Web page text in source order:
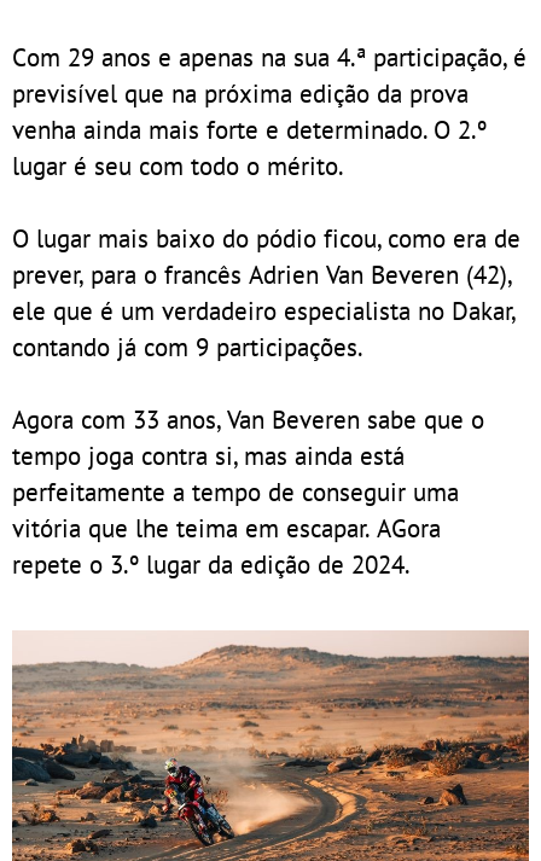
Com 29 anos e apenas na sua 4.ª participação, é
previsível que na próxima edição da prova
venha ainda mais forte e determinado. O 2.º
lugar é seu com todo o mérito.
O lugar mais baixo do pódio ficou, como era de
prever, para o francês Adrien Van Beveren (42),
ele que é um verdadeiro especialista no Dakar,
contando já com 9 participações.
Agora com 33 anos, Van Beveren sabe que o
tempo joga contra si, mas ainda está
perfeitamente a tempo de conseguir uma
vitória que lhe teima em escapar. AGora
repete o 3.º lugar da edição de 2024.